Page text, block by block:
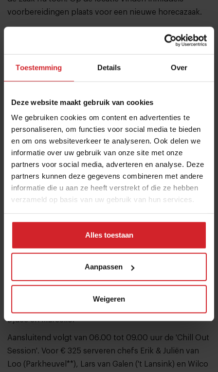
Toestemming Details Over
Deze website maakt gebruik van cookies
We gebruiken cookies om content en advertenties te
personaliseren, om functies voor social media te bieden
en om ons websiteverkeer te analyseren. Ook delen we
informatie over uw gebruik van onze site met onze
partners voor social media, adverteren en analyse. Deze
partners kunnen deze gegevens combineren met andere
informatie die u aan ze heeft verstrekt of die ze hebben
verzameld op basis van uw gebruik van hun services.
Alles toestaan
Aanpassen
Weigeren
voorbereidingen plaats voor een nieuwe horecazaak.
Nacht- en ochtendprogrammering bij
benefietmarathon 24H Chefs 2026
Dezesde editie van 24H Chefs wordt op 6 en 7 juni
benefietevenement heeft dit jaar een aangepast ritme
met een nieuwe nacht- en ochtendprogrammering.
ooit begon als een spontaan initiatief van chef Tjitze
van der Dam, is uitgegroeid tot een invloedrijk project
binnen de Nederlandse gastronomie. Tijdens de
marathon koken Nederlandse topchefs 24 uur lang
De nachtelijke 'Kitchen Party' duurt dit jaar van 01.00
tot 04.30 uur en biedt voor € 275 een zevengangen
by Guido Braeken**), Marco Helsloot (Merlet*), Yornie
van Dijk (Basiliek*), Wouter Kik (Codium*), Jef Schuur
(Bij Jef*) en Kevin Kion & Daniël Damen (Mano)
Djuce en Marcello.
Aansluitend volgt van 06.00 tot 09.00 uur de 'Chill Out
Session'. Voor € 325 serveren chefs Erik & Juliën van
Loo (Parkheuvel**), Lars van Galen ('t Lansink) en Wilco